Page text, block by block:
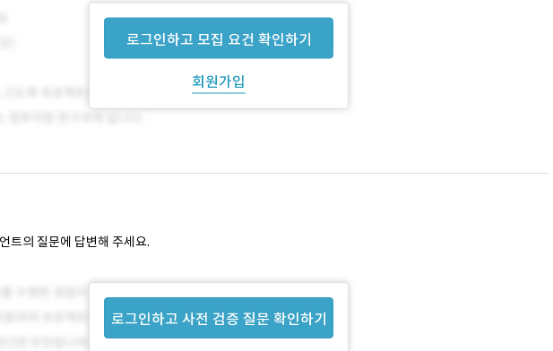
로그인하고 모집 요건 확인하기
회원가입
트의 질문에 답변해 주세요.
로그인하고 사전 검증 질문 확인하기